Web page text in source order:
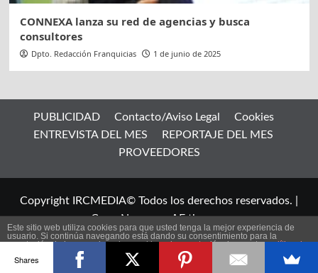
CONNEXA lanza su red de agencias y busca
consultores
Dpto. Redacción Franquicias 1 de junio de 2025
PUBLICIDAD Contacto/Aviso Legal
Cookies
ENTREVISTA DEL MES
REPORTAJE DEL MES
PROVEEDORES
Copyright IRCMEDIA© Todos los derechos reservados.
CoverNewspor AF themes.
Este sitio web utiliza cookies para que usted tenga la mejor experiencia de
usuario. Si continúa navegando está dando su consentimiento para la
aceptación de las mencionadas cookies y la aceptación de nuestrapolítica de
, pinche el enlace para mayor información.
plugin cookies
Shares